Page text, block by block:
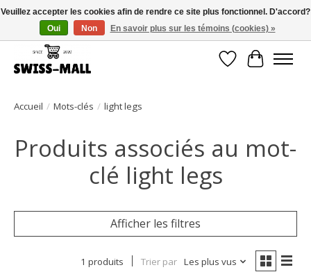
Livraison gratuite dès CHF 250 – livrée avec soin et fiabilité
Liste dePanier
Accueil / Mots-clés / light legs
Produits associés au mot-
clé light legs
Afficher les filtres
1 produits Trier par Les plus vus
Veuillez accepter les cookies afin de rendre ce site plus fonctionnel. D'accord?
Oui
Non En savoir plus sur les témoins (cookies) »